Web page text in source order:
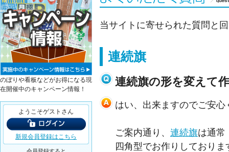
当サイトに寄せられた質問と
連続旗
連続旗の形を変えて
はい、出来ますのでご安心
ご案内通り、 連続旗は通常
四角型でお作りしておりま
のぼりや看板などがお得になる現
在開催中のキャンペーン情報！
ようこそゲストさん
新規会員登録はこちら